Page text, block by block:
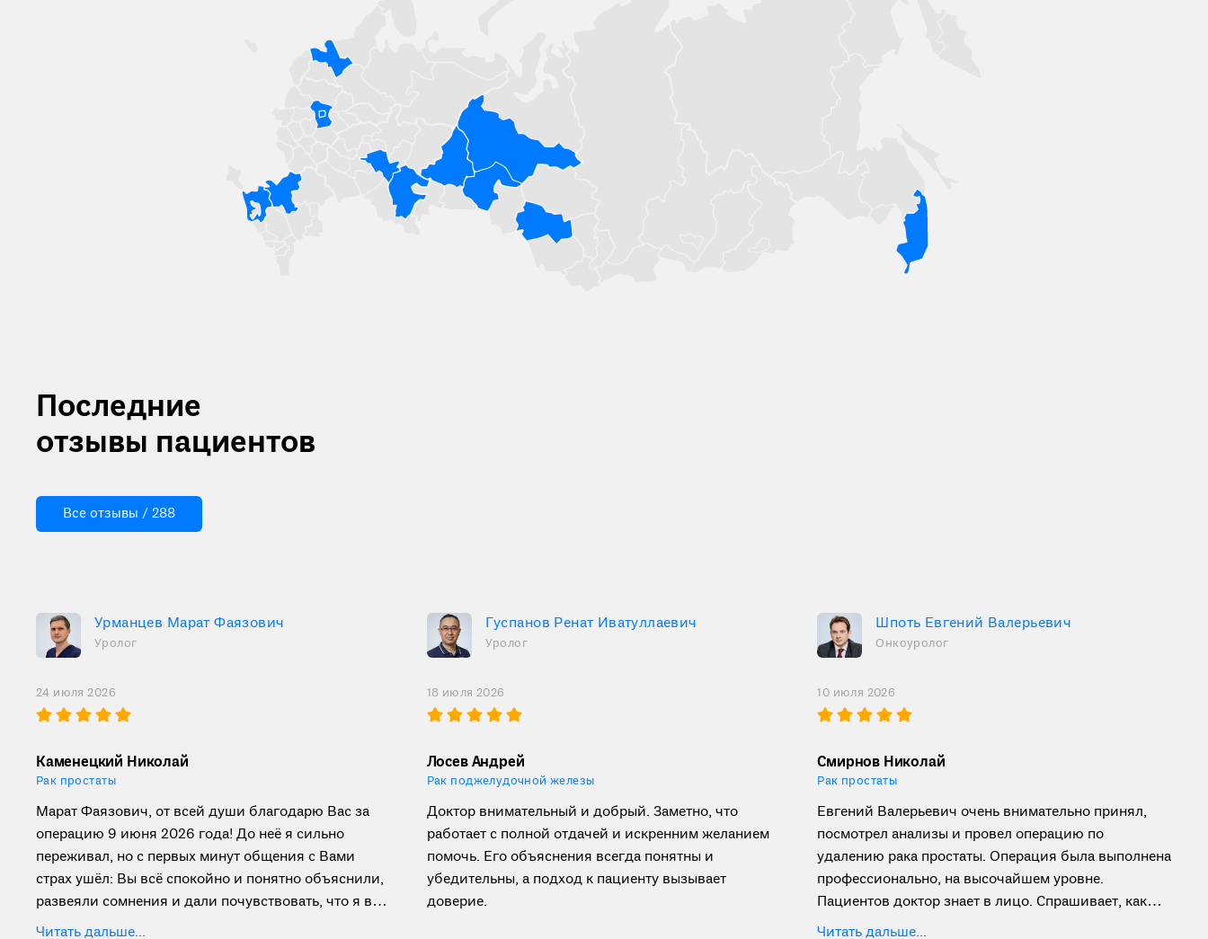
Последние
отзывы пациентов
Все отзывы / 288
Урманцев Марат Фаязович
Уролог
24 июля 2026
Каменецкий Николай
Рак простаты
Марат Фаязович, от всей души благодарю Вас за
операцию 9 июня 2026 года! До неё я сильно
переживал, но с первых минут общения с Вами
страх ушёл: Вы всё спокойно и понятно объяснили,
развеяли сомнения и дали почувствовать, что я в
надёжных руках. Операция прошла успешно,
Читать дальше...
Гуспанов Ренат Иватуллаевич
Уролог
18 июля 2026
Лосев Андрей
Рак поджелудочной железы
Доктор внимательный и добрый. Заметно, что
работает с полной отдачей и искренним желанием
помочь. Его объяснения всегда понятны и
убедительны, а подход к пациенту вызывает
доверие.
Шпоть Евгений Валерьевич
Онкоуролог
10 июля 2026
Смирнов Николай
Рак простаты
Евгений Валерьевич очень внимательно принял,
посмотрел анализы​ и провел операцию по
удалению рака простаты. Операция была выполнена
профессионально, на высочайшем уровне.
Пациентов доктор знает в лицо. Спрашивает, как
проходит лечение. Очень грамотный,
Читать дальше...